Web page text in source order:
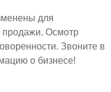
для
продажи. Осмотр
Звоните в
о бизнесе!